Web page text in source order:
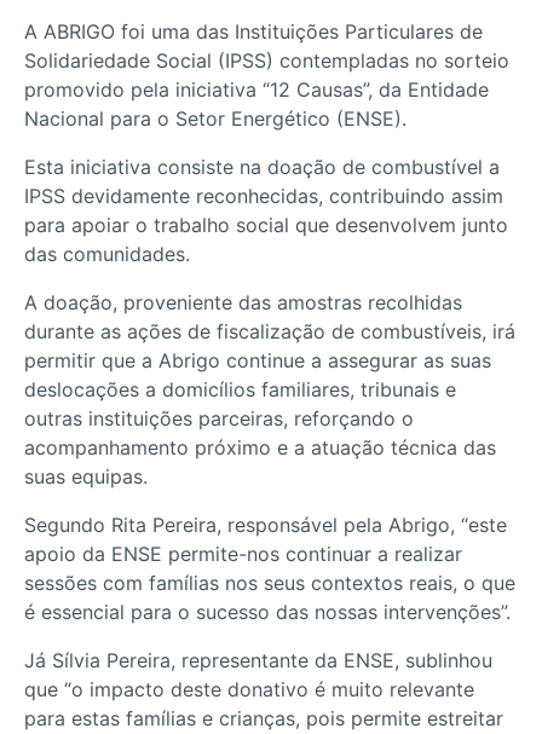
A ABRIGO foi uma das Instituições Particulares de
Solidariedade Social (IPSS) contempladas no sorteio
promovido pela iniciativa “12 Causas”, da Entidade
Nacional para o Setor Energético (ENSE).
Esta iniciativa consiste na doação de combustível a
IPSS devidamente reconhecidas, contribuindo assim
para apoiar o trabalho social que desenvolvem junto
das comunidades.
A doação, proveniente das amostras recolhidas
durante as ações de fiscalização de combustíveis, irá
permitir que a Abrigo continue a assegurar as suas
deslocações a domicílios familiares, tribunais e
outras instituições parceiras, reforçando o
acompanhamento próximo e a atuação técnica das
suas equipas.
Segundo Rita Pereira, responsável pela Abrigo, “este
apoio da ENSE permite-nos continuar a realizar
sessões com famílias nos seus contextos reais, o que
é essencial para o sucesso das nossas intervenções”.
Já Sílvia Pereira, representante da ENSE, sublinhou
que “o impacto deste donativo é muito relevante
para estas famílias e crianças, pois permite estreitar